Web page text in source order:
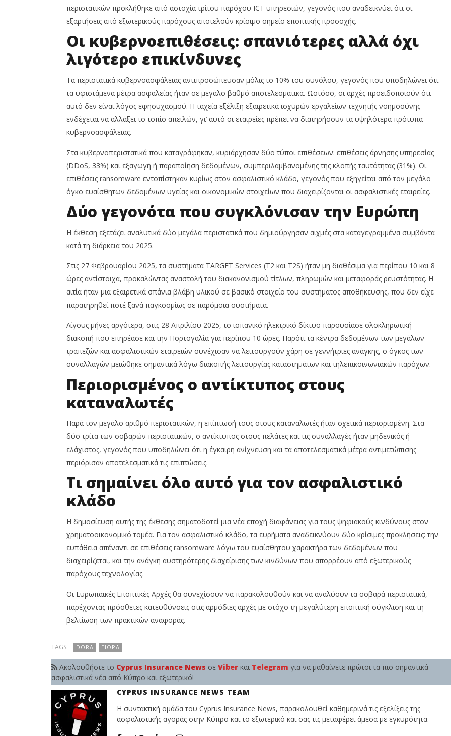
περιστατικών προκλήθηκε από αστοχία τρίτου παρόχου ICT υπηρεσιών, γεγονός που αναδεικνύει ότι οι
εξαρτήσεις από εξωτερικούς παρόχους αποτελούν κρίσιμο σημείο εποπτικής προσοχής.
Οι κυβερνοεπιθέσεις: σπανιότερες αλλά όχι
λιγότερο επικίνδυνες
Τα περιστατικά κυβερνοασφάλειας αντιπροσώπευσαν μόλις το 10% του συνόλου, γεγονός που υποδηλώνει ότι
τα υφιστάμενα μέτρα ασφαλείας ήταν σε μεγάλο βαθμό αποτελεσματικά. Ωστόσο, οι αρχές προειδοποιούν ότι
αυτό δεν είναι λόγος εφησυχασμού. Η ταχεία εξέλιξη εξαιρετικά ισχυρών εργαλείων τεχνητής νοημοσύνης
ενδέχεται να αλλάξει το τοπίο απειλών, γι’ αυτό οι εταιρείες πρέπει να διατηρήσουν τα υψηλότερα πρότυπα
κυβερνοασφάλειας.
Στα κυβερνοπεριστατικά που καταγράφηκαν, κυριάρχησαν δύο τύποι επιθέσεων: επιθέσεις άρνησης υπηρεσίας
(DDoS, 33%) και εξαγωγή ή παραποίηση δεδομένων, συμπεριλαμβανομένης της κλοπής ταυτότητας (31%). Οι
επιθέσεις ransomware εντοπίστηκαν κυρίως στον ασφαλιστικό κλάδο, γεγονός που εξηγείται από τον μεγάλο
όγκο ευαίσθητων δεδομένων υγείας και οικονομικών στοιχείων που διαχειρίζονται οι ασφαλιστικές εταιρείες.
Δύο γεγονότα που συγκλόνισαν την Ευρώπη
Η έκθεση εξετάζει αναλυτικά δύο μεγάλα περιστατικά που δημιούργησαν αιχμές στα καταγεγραμμένα συμβάντα
κατά τη διάρκεια του 2025.
Στις 27 Φεβρουαρίου 2025, τα συστήματα TARGET Services (T2 και T2S) ήταν μη διαθέσιμα για περίπου 10 και 8
ώρες αντίστοιχα, προκαλώντας αναστολή του διακανονισμού τίτλων, πληρωμών και μεταφοράς ρευστότητας. Η
αιτία ήταν μια εξαιρετικά σπάνια βλάβη υλικού σε βασικό στοιχείο του συστήματος αποθήκευσης, που δεν είχε
παρατηρηθεί ποτέ ξανά παγκοσμίως σε παρόμοια συστήματα.
Λίγους μήνες αργότερα, στις 28 Απριλίου 2025, το ισπανικό ηλεκτρικό δίκτυο παρουσίασε ολοκληρωτική
διακοπή που επηρέασε και την Πορτογαλία για περίπου 10 ώρες. Παρότι τα κέντρα δεδομένων των μεγάλων
τραπεζών και ασφαλιστικών εταιρειών συνέχισαν να λειτουργούν χάρη σε γεννήτριες ανάγκης, ο όγκος των
συναλλαγών μειώθηκε σημαντικά λόγω διακοπής λειτουργίας καταστημάτων και τηλεπικοινωνιακών παρόχων.
Περιορισμένος ο αντίκτυπος στους
καταναλωτές
Παρά τον μεγάλο αριθμό περιστατικών, η επίπτωσή τους στους καταναλωτές ήταν σχετικά περιορισμένη. Στα
δύο τρίτα των σοβαρών περιστατικών, ο αντίκτυπος στους πελάτες και τις συναλλαγές ήταν μηδενικός ή
ελάχιστος, γεγονός που υποδηλώνει ότι η έγκαιρη ανίχνευση και τα αποτελεσματικά μέτρα αντιμετώπισης
περιόρισαν αποτελεσματικά τις επιπτώσεις.
Τι σημαίνει όλο αυτό για τον ασφαλιστικό
κλάδο
Η δημοσίευση αυτής της έκθεσης σηματοδοτεί μια νέα εποχή διαφάνειας για τους ψηφιακούς κινδύνους στον
χρηματοοικονομικό τομέα. Για τον ασφαλιστικό κλάδο, τα ευρήματα αναδεικνύουν δύο κρίσιμες προκλήσεις: την
ευπάθεια απέναντι σε επιθέσεις ransomware λόγω του ευαίσθητου χαρακτήρα των δεδομένων που
διαχειρίζεται, και την ανάγκη αυστηρότερης διαχείρισης των κινδύνων που απορρέουν από εξωτερικούς
παρόχους τεχνολογίας.
Οι Ευρωπαϊκές Εποπτικές Αρχές θα συνεχίσουν να παρακολουθούν και να αναλύουν τα σοβαρά περιστατικά,
παρέχοντας πρόσθετες κατευθύνσεις στις αρμόδιες αρχές με στόχο τη μεγαλύτερη εποπτική σύγκλιση και τη
βελτίωση των πρακτικών αναφοράς.
TAGS: DORA ΕΙΟPA
Ακολουθήστε το Cyprus Insurance News σε Viberκαι Telegram για να μαθαίνετε πρώτοι τα πιο σημαντικά
ασφαλιστικά νέα από Κύπρο και εξωτερικό!
CYPRUS INSURANCE NEWS TEAM
Η συντακτική ομάδα του Cyprus Insurance News, παρακολουθεί καθημερινά τις εξελίξεις της
ασφαλιστικής αγοράς στην Κύπρο και το εξωτερικό και σας τις μεταφέρει άμεσα με εγκυρότητα.